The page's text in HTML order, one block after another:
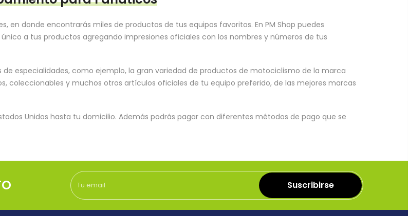
en donde encontrarás miles de productos de tus equipos favoritos. En PM Shop puedes
a tus productos agregando impresiones oficiales con los nombres y números de tus
especialidades, como ejemplo, la gran variedad de productos de motociclismo de la marca
coleccionables y muchos otros artículos oficiales de tu equipo preferido, de las mejores marcas
Unidos hasta tu domicilio. Además podrás pagar con diferentes métodos de pago que se
Suscribirse